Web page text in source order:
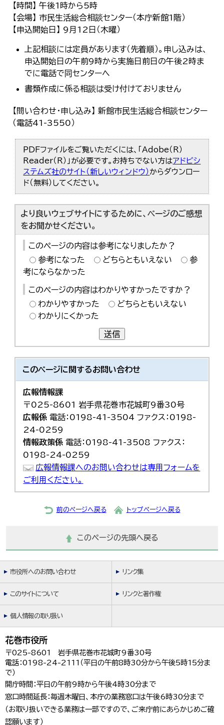
【時間】 午後1時から5時
【会場】 市民生活総合相談センター（本庁新館1階）
【申込開始日】 9月12日（木曜）
上記相談には定員があります（先着順）。申し込みは、
申込開始日の午前9時から実施日前日の午後2時ま
でに電話で同センターへ
書類作成に係る相談は受け付けておりません
【問い合わせ・申し込み】 新館市民生活総合相談センター
（電話41-3550）
PDFファイルをご覧いただくには、「Adobe（R）
Reader（R）」が必要です。お持ちでない方はアドビシ
ステムズ社のサイト（新しいウィンドウ） からダウンロー
ド（無料）してください。
より良いウェブサイトにするために、ページのご感想
をお聞かせください。
このページの内容は参考になりましたか？
参考になった
どちらともいえない
参
考にならなかった
このページの内容はわかりやすかったですか？
わかりやすかった
どちらともいえない
わかりにくかった
送信
このページに関するお問い合わせ
広報情報課
〒025-8601 岩手県花巻市花城町9番30号
広報係電話：0198-41-3504 ファクス：0198-
24-0259
情報政策係 電話：0198-41-3508 ファクス：
0198-24-0259
広報情報課へのお問い合わせは専用フォームを
ご利用ください。
前のページへ戻る トップページへ戻る
このページの先頭へ戻る
市役所へのお問い合わせ リンク集
このサイトについて リンクと著作権
個人情報の取り扱い
花巻市役所
〒025-8601 岩手県花巻市花城町9番30号
電話：0198-24-2111（平日の午前8時30分から午後5時15分ま
で）
開庁時間：平日の午前9時から午後4時30分まで
窓口時間延長：毎週木曜日、本庁の業務窓口は午後6時30分まで
（お取り扱いできる業務は一部ですので、ご来庁前にあらかじめご確
認願います）